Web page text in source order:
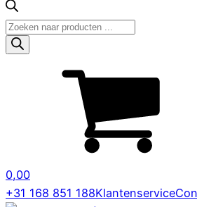
Producten
zoeken
0,00
+31 168 851 188Klantenservice